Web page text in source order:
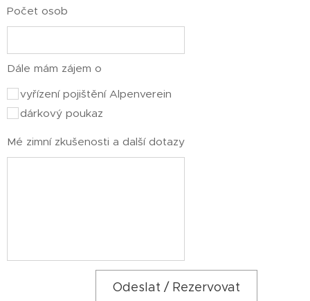
Počet osob
Dále mám zájem o
vyřízení pojištění Alpenverein
dárkový poukaz
Mé zimní zkušenosti a další dotazy
Odeslat / Rezervovat